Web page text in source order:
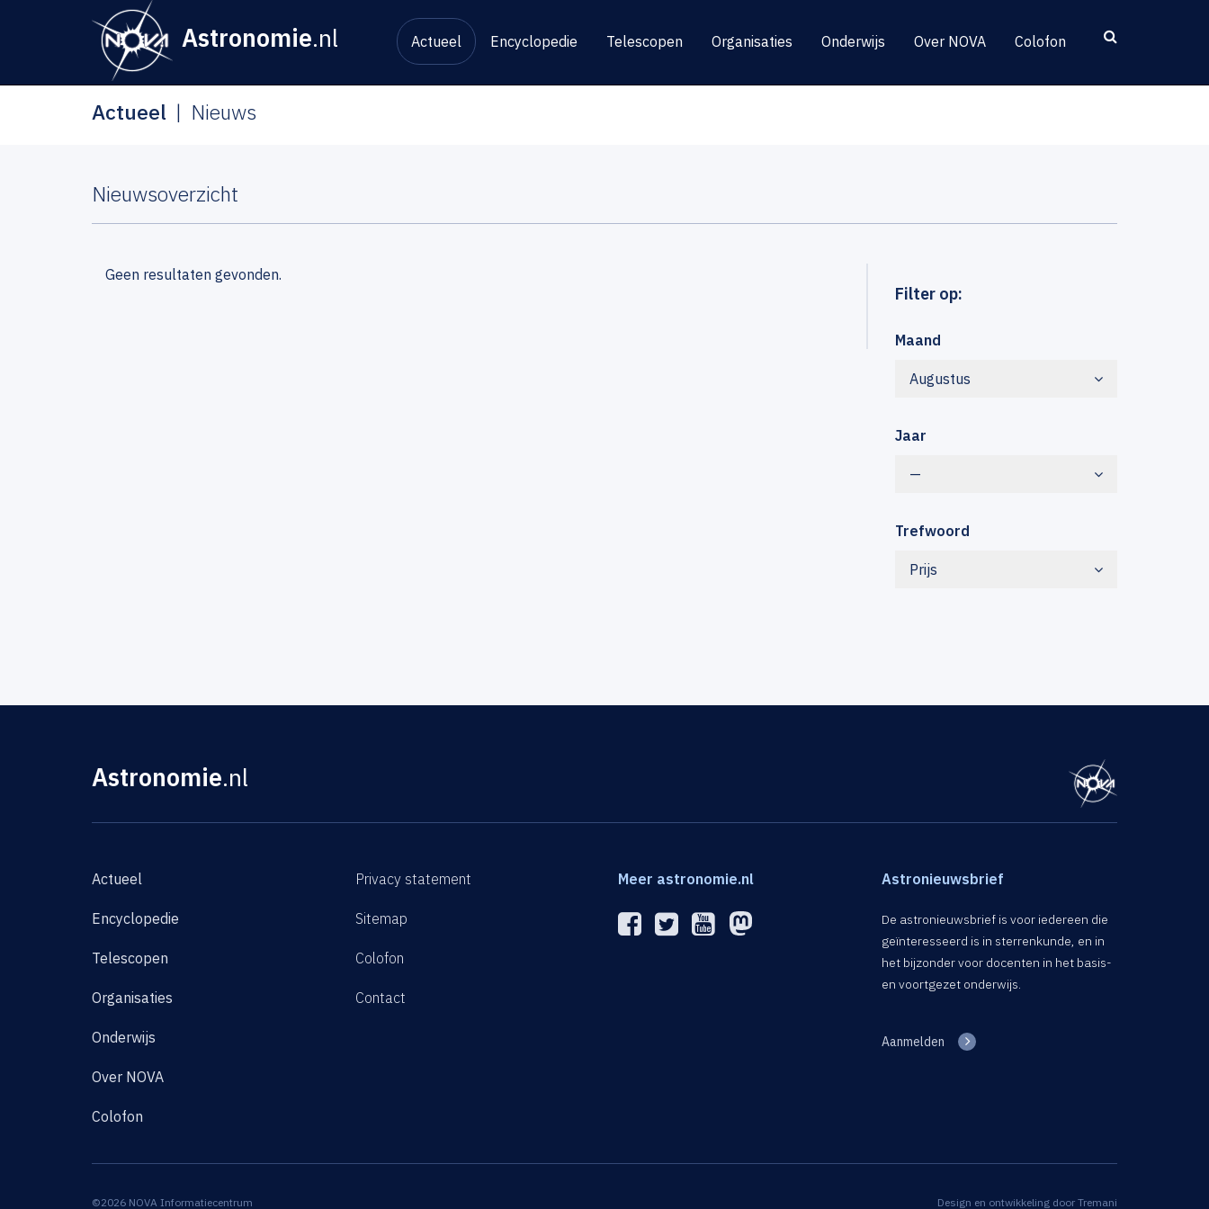
Astronomie.nl Actueel Encyclopedie Telescopen Organisaties Onderwijs Over NOVA Colofon
Actueel Nieuws
Nieuwsoverzicht
Filter op:
Maand
Augustus
Jaar
—
Trefwoord
Prijs
Geen resultaten gevonden.
Astronomie.nl
Actueel
Encyclopedie
Telescopen
Organisaties
Onderwijs
Over NOVA
Colofon
Privacy statement
Sitemap
Colofon
Contact
Meer astronomie.nl Astronieuwsbrief
De astronieuwsbrief is voor iedereen die
geïnteresseerd is in sterrenkunde, en in
het bijzonder voor docenten in het basis-
en voortgezet onderwijs.
Aanmelden
©2026 NOVA Informatiecentrum Design en ontwikkeling door Tremani